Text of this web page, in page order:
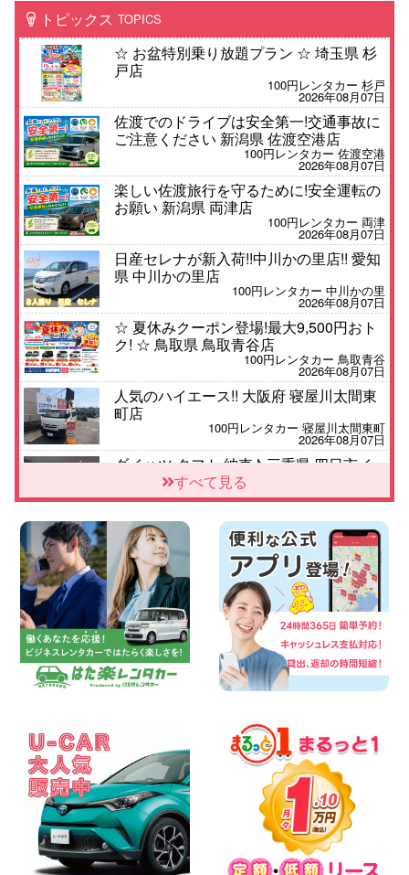
トピックス TOPICS
☆ お盆特別乗り放題プラン ☆ 埼玉県 杉
戸店
100円レンタカー 杉戸
2026年08月07日
佐渡でのドライブは安全第一!交通事故に
ご注意ください 新潟県 佐渡空港店
100円レンタカー 佐渡空港
2026年08月07日
楽しい佐渡旅行を守るために!安全運転の
お願い 新潟県 両津店
100円レンタカー 両津
2026年08月07日
日産セレナが新入荷!!中川かの里店!! 愛知
県 中川かの里店
100円レンタカー 中川かの里
2026年08月07日
☆ 夏休みクーポン登場!最大9,500円おト
ク! ☆ 鳥取県 鳥取青谷店
100円レンタカー 鳥取青谷
2026年08月07日
人気のハイエース!! 大阪府 寝屋川太間東
町店
100円レンタカー 寝屋川太間東町
2026年08月07日
ダイハツ タフト 納車♪ 三重県 四日市イ
ンター店
100円レンタカー 四日市インター
夏季休暇のお知らせ 東京都 墨田両国店
100円レンタカー 墨田両国
2026年08月07日
三河安城店 8月後半のレンタカー予約は
お早めに♪ルーミーご予約受付中です! 愛
知県 三河安城店
100円レンタカー 三河安城
2026年08月07日
お盆シーズン空きあり!!100円レンタカー
夏季休暇のお知らせ 東京都 墨田文花店
100円レンタカー 墨田文花
2026年08月07日
8月 お盆休みのお知らせ 広島県 ベイシテ
ィ宇品店
100円レンタカー ベイシティ宇品
2026年08月07日
すべて見る